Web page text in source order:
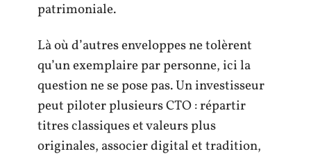
patrimoniale.
Là où d’autres enveloppes ne tolèrent
qu’un exemplaire par personne, ici la
question ne se pose pas. Un investisseur
peut piloter plusieurs CTO : répartir
titres classiques et valeurs plus
originales, associer digital et tradition,